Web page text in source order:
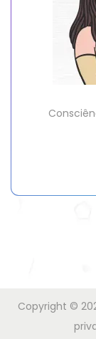
Copyright ©